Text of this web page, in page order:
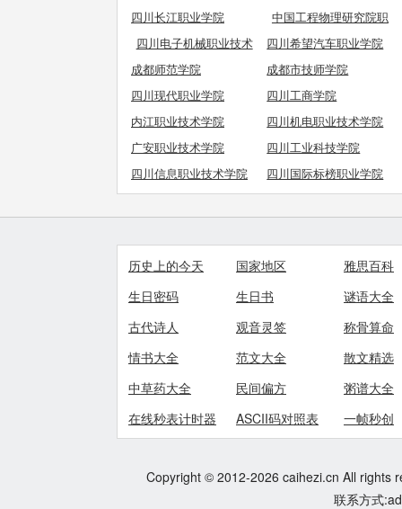
四川长江职业学院
中国工程物理研究院职
工工学院
四川电子机械职业技术
学院
四川希望汽车职业学院
成都师范学院
成都市技师学院
四川现代职业学院
四川工商学院
内江职业技术学院
四川机电职业技术学院
广安职业技术学院
四川工业科技学院
四川信息职业技术学院
四川国际标榜职业学院
历史上的今天 国家地区
雅思百科
生日密码
生日书
谜语大全
古代诗人
观音灵签
称骨算命
情书大全
范文大全
散文精选
中草药大全
民间偏方
粥谱大全
在线秒表计时器
ASCII码对照表 一帧秒创
Copyright © 2012-2026 caihezi.cn All rights
联系方式